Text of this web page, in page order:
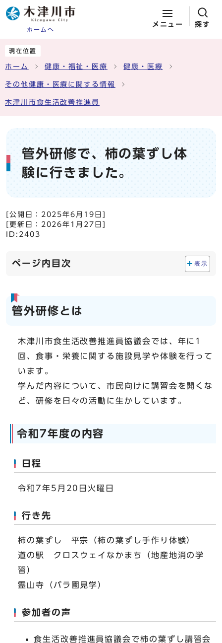
ホームへ
メニュー 探す
現在位置
ホーム 健康・福祉・医療 健康・医療
その他健康・医療に関する情報
木津川市食生活改善推進員
管外研修で、柿の葉ずし体
験に行きました。
[公開日： 2025年6月19日
[更新日： 2026年1月27日
ID:2403
ページ内目次 表示
管外研修とは
木津川市食生活改善推進員協議会では、年に1
回、食事・栄養に関する施設見学や体験を行って
います。
学んだ内容について、市民向けに講習会を開くな
ど、研修を日々の活動に生かしています。
令和7年度の内容
日程
令和7年5月20日火曜日
行き先
柿の葉ずし 平宗（柿の葉ずし手作り体験）
道の駅 クロスウェイなかまち（地産地消の学
習）
霊山寺（バラ園見学）
参加者の声
食生活改善推進員協議会で柿の葉ずし講習会